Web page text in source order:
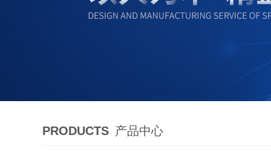
PRODUCTS 产品中心